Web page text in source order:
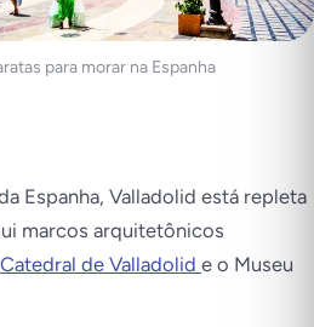
para morar na Espanha
Espanha, Valladolid está repleta
marcos arquitetônicos
Catedral de Valladolid e o Museu